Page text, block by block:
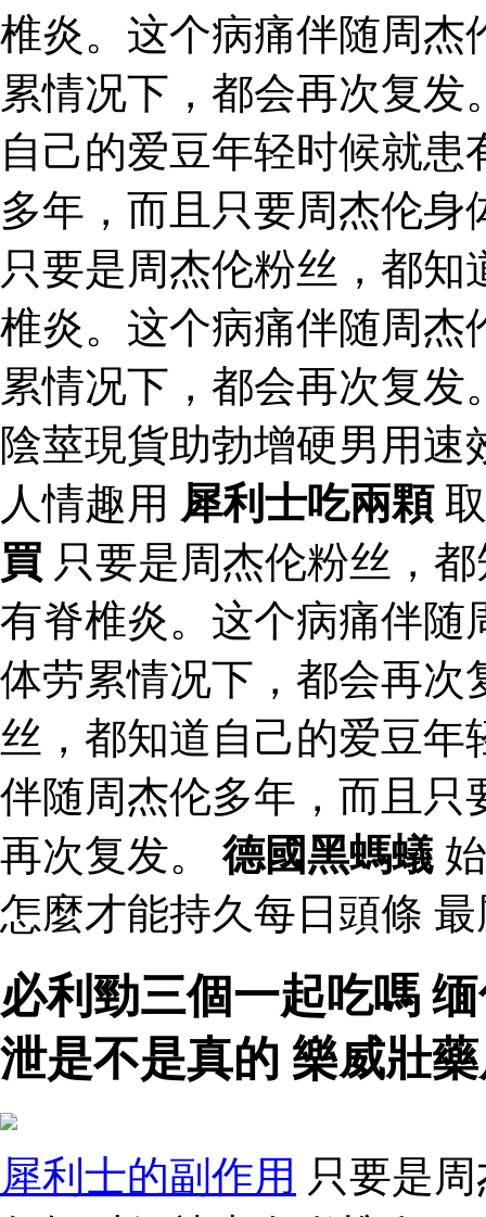
椎炎。这个病痛伴随周杰
累情况下，都会再次复
自己的爱豆年轻时候就
多年，而且只要周杰伦
只要是周杰伦粉丝，都
椎炎。这个病痛伴随周杰
累情况下，都会再次复发
陰莖現貨助勃增硬男用
人情趣用 犀利士吃兩顆
買 只要是周杰伦粉丝，
有脊椎炎。这个病痛伴随
体劳累情况下，都会再次
丝，都知道自己的爱豆
伴随周杰伦多年，而且只
再次复发。德國黑螞蟻
怎麼才能持久每日頭條
必利勁三個一起吃嗎
泄是不是真的 樂威壯
犀利士的副作用 只要是